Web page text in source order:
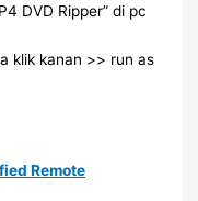
DVD Ripper” di pc
klik kanan >> run as
Remote